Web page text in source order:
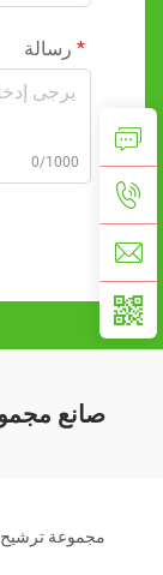
رسالة
0/1000
صانع
مجموعة ترشيح